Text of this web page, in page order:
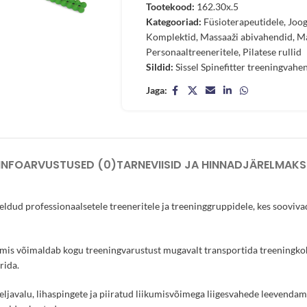
Tootekood: 162.30x.5
Kategooriad: Füsioterapeutidele,
Komplektid, Massaaži abivahendid,
Personaaltreeneritele, Pilatese rullid
Sildid: Sissel Spinefitter
Jaga:
ARVUSTUSED (0)TARNEVIISID JA HINNADJÄRELMAKS
professionaalsetele treeneritele ja treeninggruppidele, kes
võimaldab kogu treeningvarustust mugavalt transportida
lihaspingete ja piiratud liikumisvõimega liigesvahede